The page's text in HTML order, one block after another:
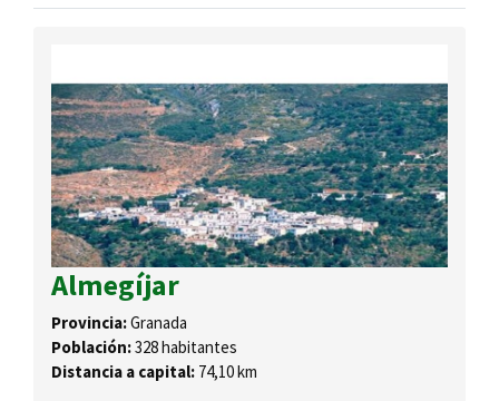
Almegíjar
Provincia:Granada
Población:328 habitantes
Distancia a capital: 74,10 km